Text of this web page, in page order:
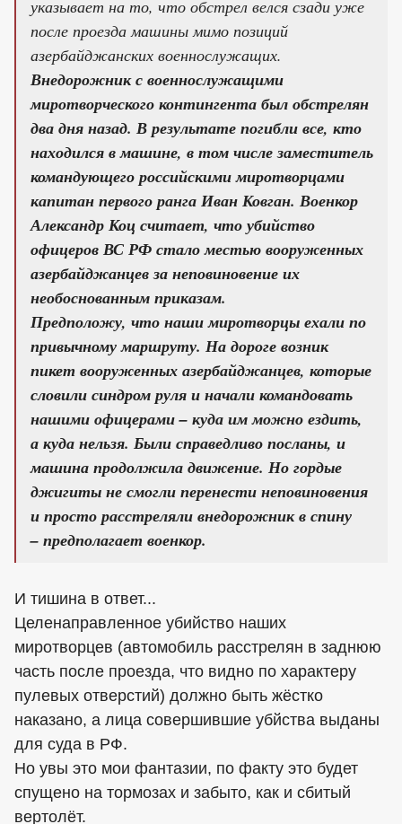
указывает на то, что обстрел велся сзади уже
после проезда машины мимо позиций
азербайджанских военнослужащих.
Внедорожник с военнослужащими
миротворческого контингента был обстрелян
два дня назад. В результате погибли все, кто
находился в машине, в том числе заместитель
командующего российскими миротворцами
капитан первого ранга Иван Ковган. Военкор
Александр Коц считает, что убийство
офицеров ВС РФ стало местью вооруженных
азербайджанцев за неповиновение их
необоснованным приказам.
Предположу, что наши миротворцы ехали по
привычному маршруту. На дороге возник
пикет вооруженных азербайджанцев, которые
словили синдром руля и начали командовать
нашими офицерами – куда им можно ездить,
а куда нельзя. Были справедливо посланы, и
машина продолжила движение. Но гордые
джигиты не смогли перенести неповиновения
и просто расстреляли внедорожник в спину
– предполагает военкор.
И тишина в ответ...
Целенаправленное убийство наших
миротворцев (автомобиль расстрелян в заднюю
часть после проезда, что видно по характеру
пулевых отверстий) должно быть жёстко
наказано, а лица совершившие убйства выданы
для суда в РФ.
Но увы это мои фантазии, по факту это будет
спущено на тормозах и забыто, как и сбитый
вертолёт.